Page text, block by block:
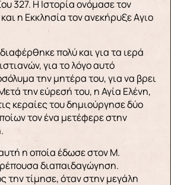
327. Η Ιστορία ονόμασε τον
η Εκκλησία τον ανεκήρυξε Aγιο
πολύ και για τα ιερά
για το λόγο αυτό
την μητέρα του, για να βρει
την εύρεσή του, η Αγία Ελένη,
κεραίες του δημιούργησε δύο
τον ένα μετέφερε στην
η οποία έδωσε στον Μ.
διαπαιδαγώγηση.
την τίμησε, όταν στην μεγάλη